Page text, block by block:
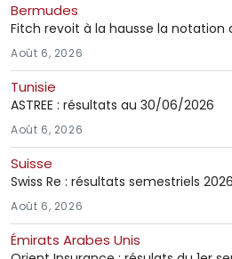
Bermudes
Fitch revoit à la hausse la notation
Août 6, 2026
Tunisie
ASTREE : résultats au 30/06/2026
Août 6, 2026
Suisse
Swiss Re : résultats semestriels 2026
Août 6, 2026
Émirats Arabes Unis